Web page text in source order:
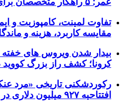
تفاوت لمینت، کامپوزیت و
مقایسه کاربرد، هزینه و
بیدار شدن ویروس‌ های خفته
کرونا؛ کشف راز بزرگ
رکوردشکنی تاریخی «مرد
افتتاحیه ۹۲۷ میلیون دلاری در گیشه جهانی